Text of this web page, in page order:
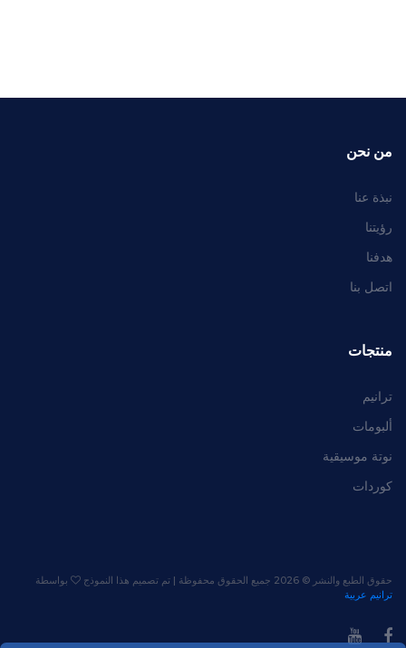
من نحن
نبذة عنا
رؤيتنا
هدفنا
اتصل بنا
منتجات
ترانيم
ألبومات
نوتة موسيقية
كوردات
حقوق الطبع والنشر © 2026 جميع الحقوق محفوظة | تم تصميم هذا النموذج
بواسطة
ترانيم عربية